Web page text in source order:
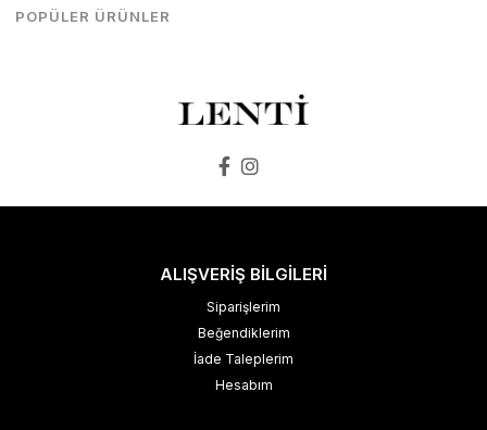
ALIŞVERİŞ BİLGİLERİ
Siparişlerim
Beğendiklerim
İade Taleplerim
Hesabım
POPÜLER ÜRÜNLER